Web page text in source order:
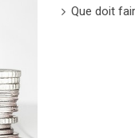
Que doit